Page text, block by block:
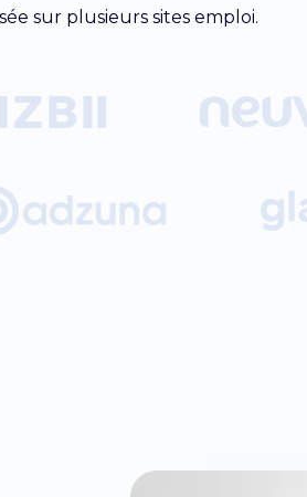
sur plusieurs sites emploi.